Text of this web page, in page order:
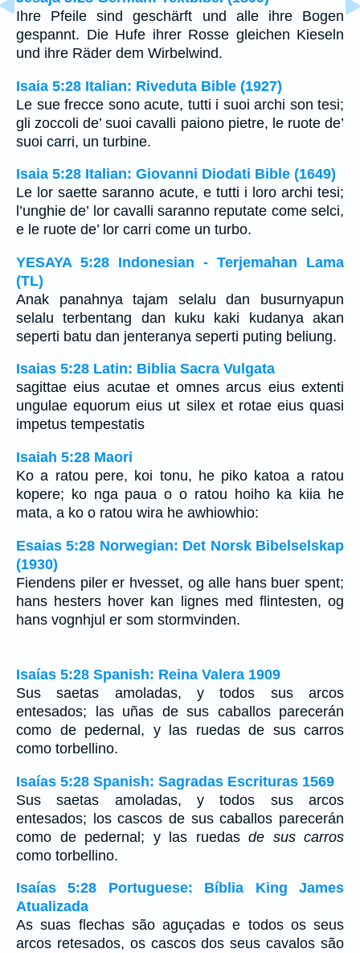
Ihre Pfeile sind geschärft und alle ihre Bogen
gespannt. Die Hufe ihrer Rosse gleichen Kieseln
und ihre Räder dem Wirbelwind.
Isaia 5:28 Italian: Riveduta Bible (1927)
Le sue frecce sono acute, tutti i suoi archi son tesi;
gli zoccoli de’ suoi cavalli paiono pietre, le ruote de’
suoi carri, un turbine.
Isaia 5:28 Italian: Giovanni Diodati Bible (1649)
Le lor saette saranno acute, e tutti i loro archi tesi;
l’unghie de’ lor cavalli saranno reputate come selci,
e le ruote de’ lor carri come un turbo.
YESAYA 5:28 Indonesian - Terjemahan Lama
(TL)
Anak panahnya tajam selalu dan busurnyapun
selalu terbentang dan kuku kaki kudanya akan
seperti batu dan jenteranya seperti puting beliung.
Isaias 5:28 Latin: Biblia Sacra Vulgata
sagittae eius acutae et omnes arcus eius extenti
ungulae equorum eius ut silex et rotae eius quasi
impetus tempestatis
Isaiah 5:28 Maori
Ko a ratou pere, koi tonu, he piko katoa a ratou
kopere; ko nga paua o o ratou hoiho ka kiia he
mata, a ko o ratou wira he awhiowhio:
Esaias 5:28 Norwegian: Det Norsk Bibelselskap
(1930)
Fiendens piler er hvesset, og alle hans buer spent;
hans hesters hover kan lignes med flintesten, og
hans vognhjul er som stormvinden.
Isaías 5:28 Spanish: Reina Valera 1909
Sus saetas amoladas, y todos sus arcos
entesados; las uñas de sus caballos parecerán
como de pedernal, y las ruedas de sus carros
como torbellino.
Isaías 5:28 Spanish: Sagradas Escrituras 1569
Sus saetas amoladas, y todos sus arcos
entesados; los cascos de sus caballos parecerán
como de pedernal; y las ruedas de sus carros
como torbellino.
Isaías 5:28 Portuguese: Bíblia King James
Atualizada
As suas flechas são aguçadas e todos os seus
arcos retesados, os cascos dos seus cavalos são